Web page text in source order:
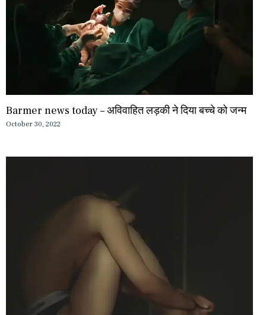
Barmer news today – अविवाहित लड़की ने दिया बच्चे को जन्म
October 30, 2022